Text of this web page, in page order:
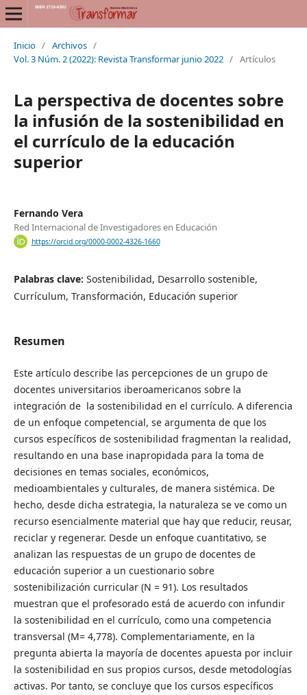
Inicio / Archivos /
Vol. 3 Núm. 2 (2022): Revista Transformar junio 2022 / Artículos
La perspectiva de docentes sobre
la infusión de la sostenibilidad en
el currículo de la educación
superior
Fernando Vera
Red Internacional de Investigadores en Educación
https://orcid.org/0000-0002-4326-1660
Palabras clave: Sostenibilidad, Desarrollo sostenible,
Currículum, Transformación, Educación superior
Resumen
Este artículo describe las percepciones de un grupo de
docentes universitarios iberoamericanos sobre la
integración de la sostenibilidad en el currículo. A diferencia
de un enfoque competencial, se argumenta de que los
cursos específicos de sostenibilidad fragmentan la realidad,
resultando en una base inapropidada para la toma de
decisiones en temas sociales, económicos,
medioambientales y culturales, de manera sistémica. De
hecho, desde dicha estrategia, la naturaleza se ve como un
recurso esencialmente material que hay que reducir, reusar,
reciclar y regenerar. Desde un enfoque cuantitativo, se
analizan las respuestas de un grupo de docentes de
educación superior a un cuestionario sobre
sostenibilización curricular (N = 91). Los resultados
muestran que el profesorado está de acuerdo con infundir
la sostenibilidad en el currículo, como una competencia
transversal (M= 4,778). Complementariamente, en la
pregunta abierta la mayoría de docentes apuesta por incluir
la sostenibilidad en sus propios cursos, desde metodologías
activas. Por tanto, se concluye que los cursos específicos